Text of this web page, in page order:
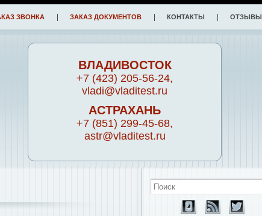
ЗВОНКА ЗАКАЗ ДОКУМЕНТОВ КОНТАКТЫ ОТЗЫВЫ
ВЛАДИВОСТОК
+7 (423) 205-56-24,
vladi@vladitest.ru
АСТРАХАНЬ
+7 (851) 299-45-68,
astr@vladitest.ru